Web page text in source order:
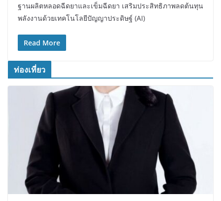
ฐานผลิตหลอดฉีดยาและเข็มฉีดยา เสริมประสิทธิภาพลดต้นทุน
พลังงานด้วยเทคโนโลยีปัญญาประดิษฐ์ (AI)
Read More
ท่องเที่ยว